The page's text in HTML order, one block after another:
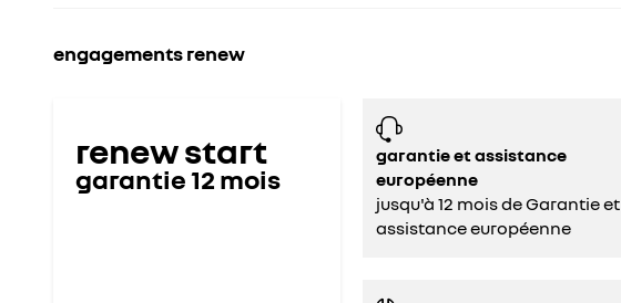
engagements renew
renew start
garantie12 mois
garantie et assistance
européenne
jusqu'à 12 mois de Garantie et
assistance européenne